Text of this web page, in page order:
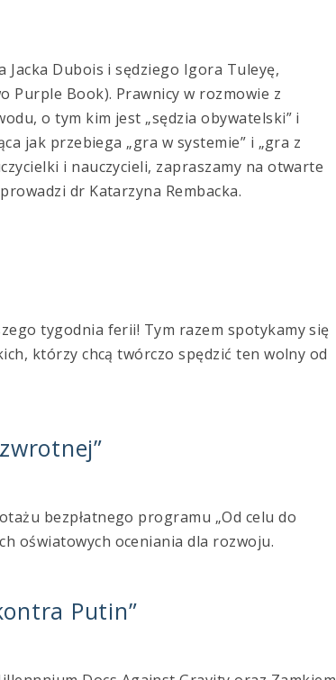
Jacka Dubois i sędziego Igora Tuleyę,
Purple Book). Prawnicy w rozmowie z
o tym kim jest „sędzia obywatelski” i
jak przebiega „gra w systemie” i „gra z
i nauczycieli, zapraszamy na otwarte
dr Katarzyna Rembacka.
tygodnia ferii! Tym razem spotykamy się
którzy chcą twórczo spędzić ten wolny od
bezpłatnego programu „Od celu do
oświatowych oceniania dla rozwoju.
Putin”